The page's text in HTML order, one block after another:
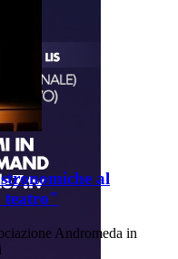
al
teatro"
Andromeda in